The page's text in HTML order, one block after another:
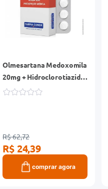
Olmesartana Medoxomila
20mg + Hidroclorotiazida
12,5mg Eurofarma
R$ 62,72
R$ 24,39
comprar agora